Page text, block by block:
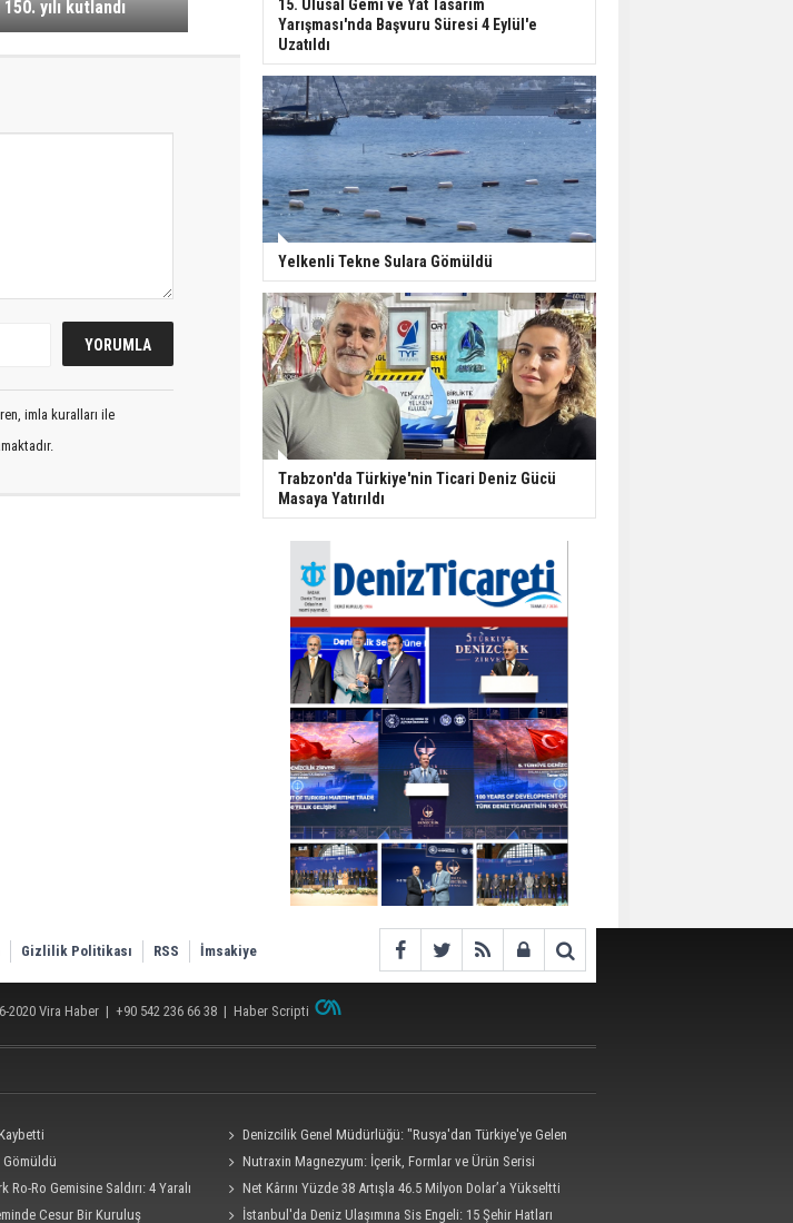
yılı kutlandı
imla kuralları ile
15. Ulusal Gemi ve Yat Tasarım
Yarışması'nda Başvuru Süresi 4 Eylül'e
Uzatıldı
Yelkenli Tekne Sulara Gömüldü
Trabzon'da Türkiye'nin Ticari Deniz Gücü
Masaya Yatırıldı
Gizlilik Politikası RSS İmsakiye
2020 Vira Haber | +90 542 236 66 38 | Haber Scripti
Denizcilik Genel Müdürlüğü: "Rusya'dan Türkiye'ye Gelen
Ro-Ro Gemisi Dron Saldırısına Uğradı"
Gömüldü
Nutraxin Magnezyum: İçerik, Formlar ve Ürün Serisi
Rehberi
Ro-Ro Gemisine Saldırı: 4 Yaralı
Net Kârını Yüzde 38 Artışla 46.5 Milyon Dolar’a Yükseltti
Cesur Bir Kuruluş İstanbul'da Deniz Ulaşımına Sis Engeli: 15 Şehir Hatları